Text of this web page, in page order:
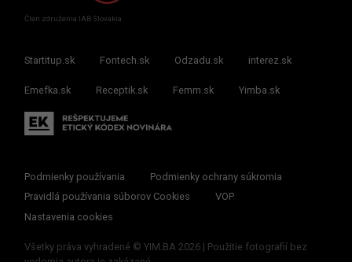
Člen združenia IAB Slovakia
Startitup.sk Fontech.sk Odzadu.sk interez.sk
Emefka.sk Receptik.sk Femm.sk Yimba.sk
Podmienky používania
Podmienky ochrany súkromia
Pravidlá používania súborov Cookies
VOP
Nastavenia cookies
Všetky práva vyhradené © YIM.BA 2026 | Použitie fotografií bez